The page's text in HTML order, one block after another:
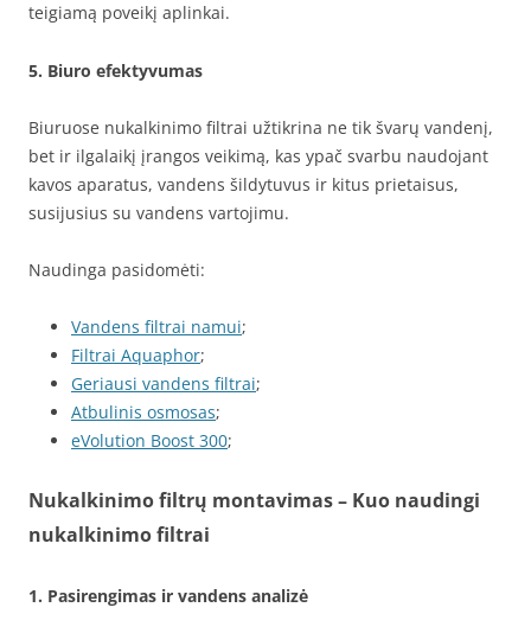
teigiamą poveikį aplinkai.
5. Biuro efektyvumas
Biuruose nukalkinimo filtrai užtikrina ne tik švarų vandenį,
bet ir ilgalaikį įrangos veikimą, kas ypač svarbu naudojant
kavos aparatus, vandens šildytuvus ir kitus prietaisus,
susijusius su vandens vartojimu.
Naudinga pasidomėti:
Vandens filtrai namui;
Filtrai Aquaphor;
Geriausi vandens filtrai;
Atbulinis osmosas;
eVolution Boost 300;
Nukalkinimo filtrų montavimas – Kuo naudingi
nukalkinimo filtrai
1. Pasirengimas ir vandens analizė